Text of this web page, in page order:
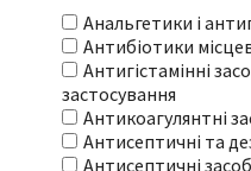
Анальгетики і
Антибіотики
Антигістамінні
застосування
Антикоагулянтні
Антисептичні та
Антисептичні